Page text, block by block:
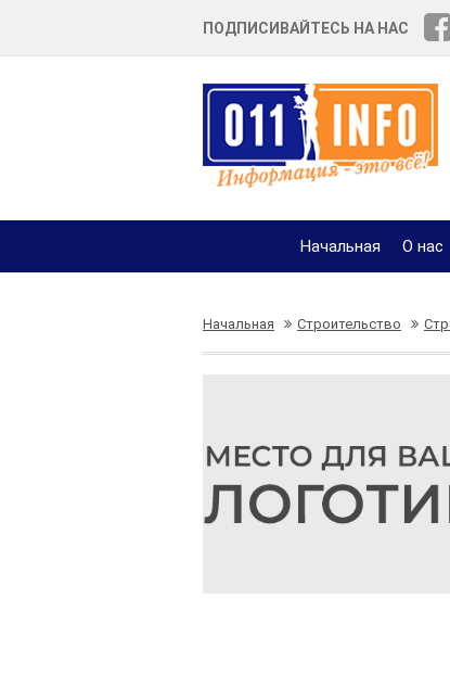
ПОДПИСИВАЙТЕСЬ НА НАС
Начальная О нас
Начальная Строительство